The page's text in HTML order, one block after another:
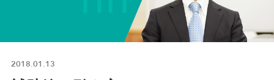
2018.01.13